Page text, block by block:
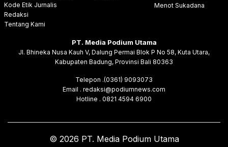
Kode Etik Jurnalis
Redaksi
Tentang Kami
Menot Sukadana
PT. Media Podium Utama
Jl. Bhineka Nusa Kauh V, Dalung Permai Blok P No 58, Kuta Utara,
Kabupaten Badung, Provinsi Bali 80363
Telepon .(0361) 9093073
Email . redaksi@podiumnews.com
Hotline . 0821 4594 6900
© 2026 PT. Media Podium Utama